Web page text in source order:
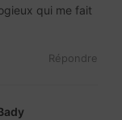
qui me fait
Répondre